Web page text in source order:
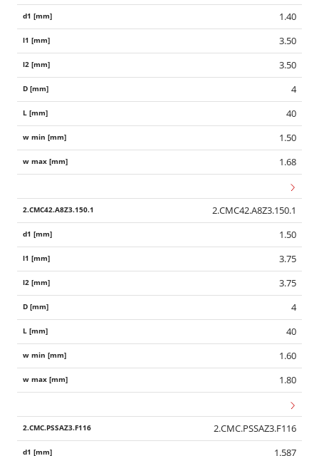
1.40
3.50
3.50
4
40
1.50
1.68
2.CMC42.A8Z3.150.1
1.50
3.75
3.75
4
40
1.60
1.80
2.CMC.PSSAZ3.F116
1.587